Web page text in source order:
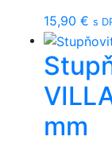
15,90 € s
mm